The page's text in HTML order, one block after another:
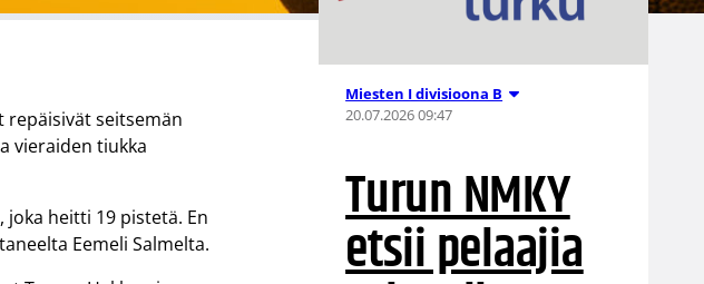
repäisivät seitsemän
vieraiden tiukka
heitti 19 pistetä. En
Eemeli Salmelta.
Miesten I divisioona B
20.07.2026 09:47
Turun NMKY
etsii pelaajia